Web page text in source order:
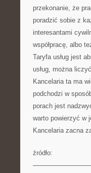
przekonanie, że
poradzić sobie z
interesantami
współpracę, albo
Taryfa usług jest
usług, można
Kancelaria ta ma
podchodzi w
porach jest
warto powierzyć w
Kancelaria zacna
źródło: